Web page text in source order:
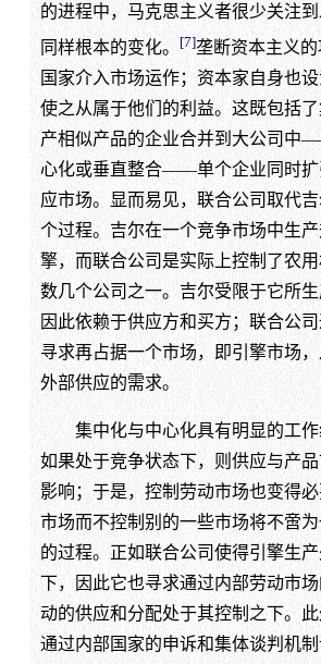
的进程中，马克思主义者很少关注
同样根本的变化。
[7]垄断资本主义
国家介入市场运作；资本家自身也
使之从属于他们的利益。这既包括
产相似产品的企业合并到大公司中
心化或垂直整合——单个企业同时扩
应市场。显而易见，联合公司取代
个过程。吉尔在一个竞争市场中生产
擎，而联合公司是实际上控制了农
数几个公司之一。吉尔受限于它所
因此依赖于供应方和买方；联合公
寻求再占据一个市场，即引擎市场
外部供应的需求。
集中化与中心化具有明显的工作
如果处于竞争状态下，则供应与产
影响；于是，控制劳动市场也变得
市场而不控制别的一些市场将不啻
的过程。正如联合公司使得引擎生
下，因此它也寻求通过内部劳动市
动的供应和分配处于其控制之下。
通过内部国家的申诉和集体谈判机